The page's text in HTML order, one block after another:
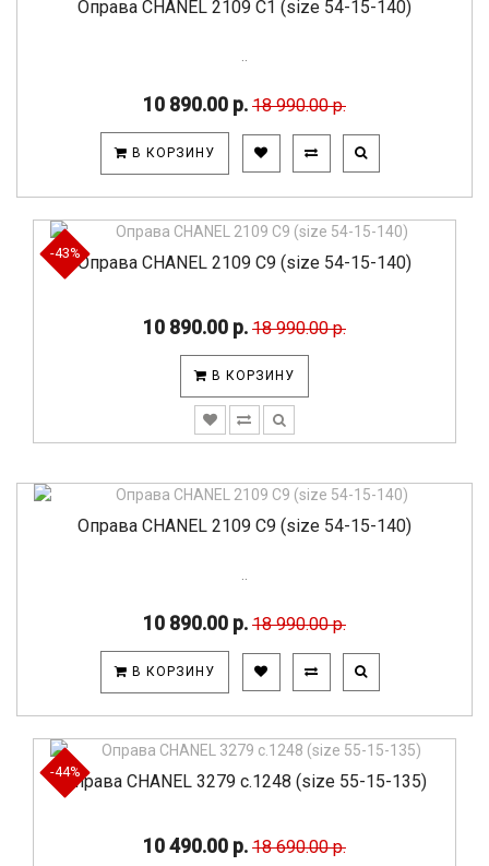
Оправа CHANEL 2109 C1 (size 54-15-140)
10 890.00 р. 18 990.00 р.
В КОРЗИНУ
-43%Оправа CHANEL 2109 C9 (size 54-15-140)
10 890.00 р. 18 990.00 р.
В КОРЗИНУ
Оправа CHANEL 2109 C9 (size 54-15-140)
10 890.00 р. 18 990.00 р.
В КОРЗИНУ
-44%
Оправа CHANEL 3279 c.1248 (size 55-15-135)
10 490.00 р. 18 690.00 р.